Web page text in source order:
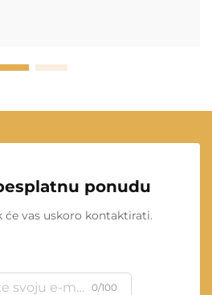
ponudu
će vas uskoro kontaktirati.
0/100